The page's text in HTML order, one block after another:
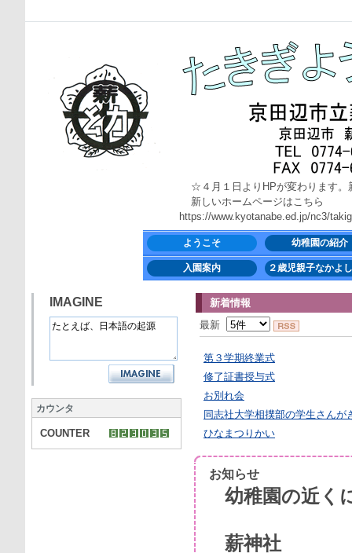
☆４月１日よりHPが変わります。
新しいホームページはこちら
https://www.kyotanabe.ed.jp/nc3/takigi-
ようこそ 幼稚園の紹介
入園案内 ２歳児親子なかよ
IMAGINE
カウンタ
COUNTER
新着情報
最新
第３学期終業式
修了証書授与式
お別れ会
同志社大学相撲部の学生さんが
ひなまつりかい
お知らせ
幼稚園の近く
薪神社